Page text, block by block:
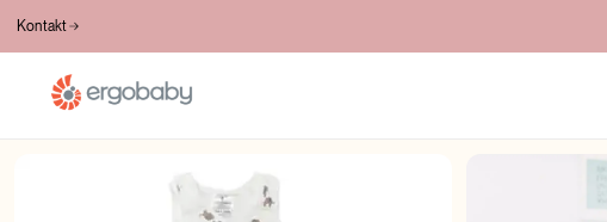
KontaktBESPLATNA DOSTAVA PREKO 100€